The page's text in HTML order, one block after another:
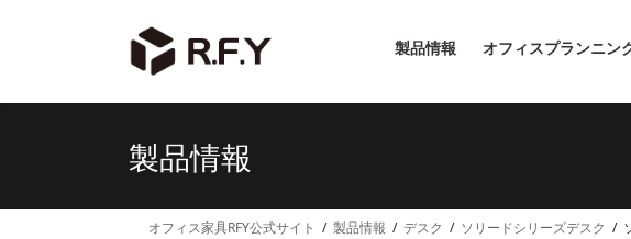
製品情報 オフィスプランニン
製品情報
オフィス家具RFY公式サイト 製品情報 デスク ソリードシリーズデスク